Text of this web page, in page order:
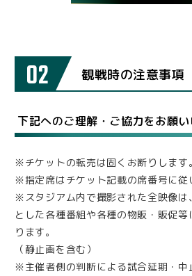
02 観戦時の注意事項
下記へのご理解・ご協力をお願
※チケットの転売は固くお断りします。
※指定席はチケット記載の席番号に従
※スタジアム内で撮影された全映像は
とした各種番組や各種の物販・販促
ります。
（静止画を含む）
※主催者側の判断による試合延期・中